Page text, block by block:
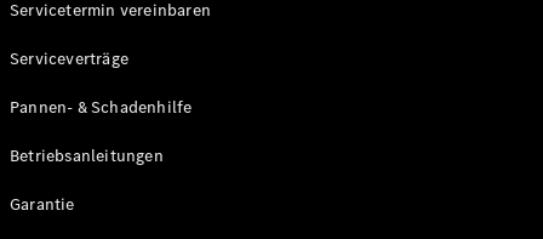
Servicetermin vereinbaren
Serviceverträge
Pannen- & Schadenhilfe
Betriebsanleitungen
Garantie